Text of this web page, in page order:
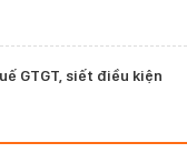
GTGT, siết điều kiện